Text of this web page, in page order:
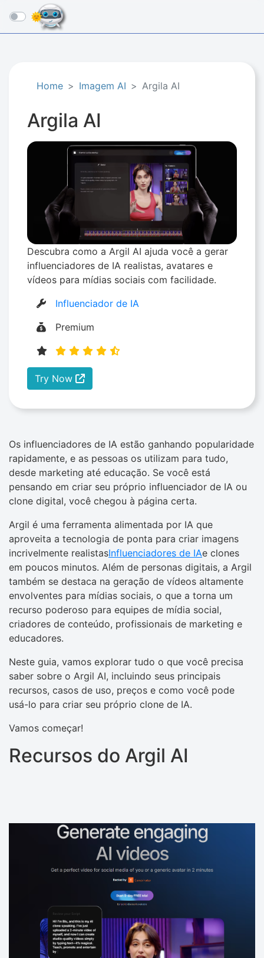
☰
Home Imagem AI Argila AI
Argila AI
Descubra como a Argil AI ajuda você a gerar
influenciadores de IA realistas, avatares e
vídeos para mídias sociais com facilidade.
Influenciador de IA
Premium
Try Now
Os influenciadores de IA estão ganhando popularidade
rapidamente, e as pessoas os utilizam para tudo,
desde marketing até educação. Se você está
pensando em criar seu próprio influenciador de IA ou
clone digital, você chegou à página certa.
Argil é uma ferramenta alimentada por IA que
aproveita a tecnologia de ponta para criar imagens
incrivelmente realistasInfluenciadores de IAe clones
em poucos minutos. Além de personas digitais, a Argil
também se destaca na geração de vídeos altamente
envolventes para mídias sociais, o que a torna um
recurso poderoso para equipes de mídia social,
criadores de conteúdo, profissionais de marketing e
educadores.
Neste guia, vamos explorar tudo o que você precisa
saber sobre o Argil AI, incluindo seus principais
recursos, casos de uso, preços e como você pode
usá-lo para criar seu próprio clone de IA.
Vamos começar!
Recursos do Argil AI